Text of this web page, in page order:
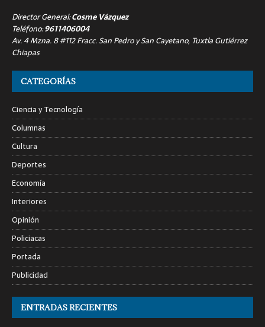
Director General:Cosme Vázquez
Teléfono:9611406004
Av. 4 Mzna. 8 #112 Fracc. San Pedro y San Cayetano, Tuxtla Gutiérrez
Chiapas
CATEGORÍAS
Ciencia y Tecnología
Columnas
Cultura
Deportes
Economía
Interiores
Opinión
Policiacas
Portada
Publicidad
ENTRADAS RECIENTES